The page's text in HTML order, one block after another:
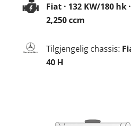
Fiat · 132 KW/180 hk
2,250 ccm
Tilgjengelig chassis:
40 H